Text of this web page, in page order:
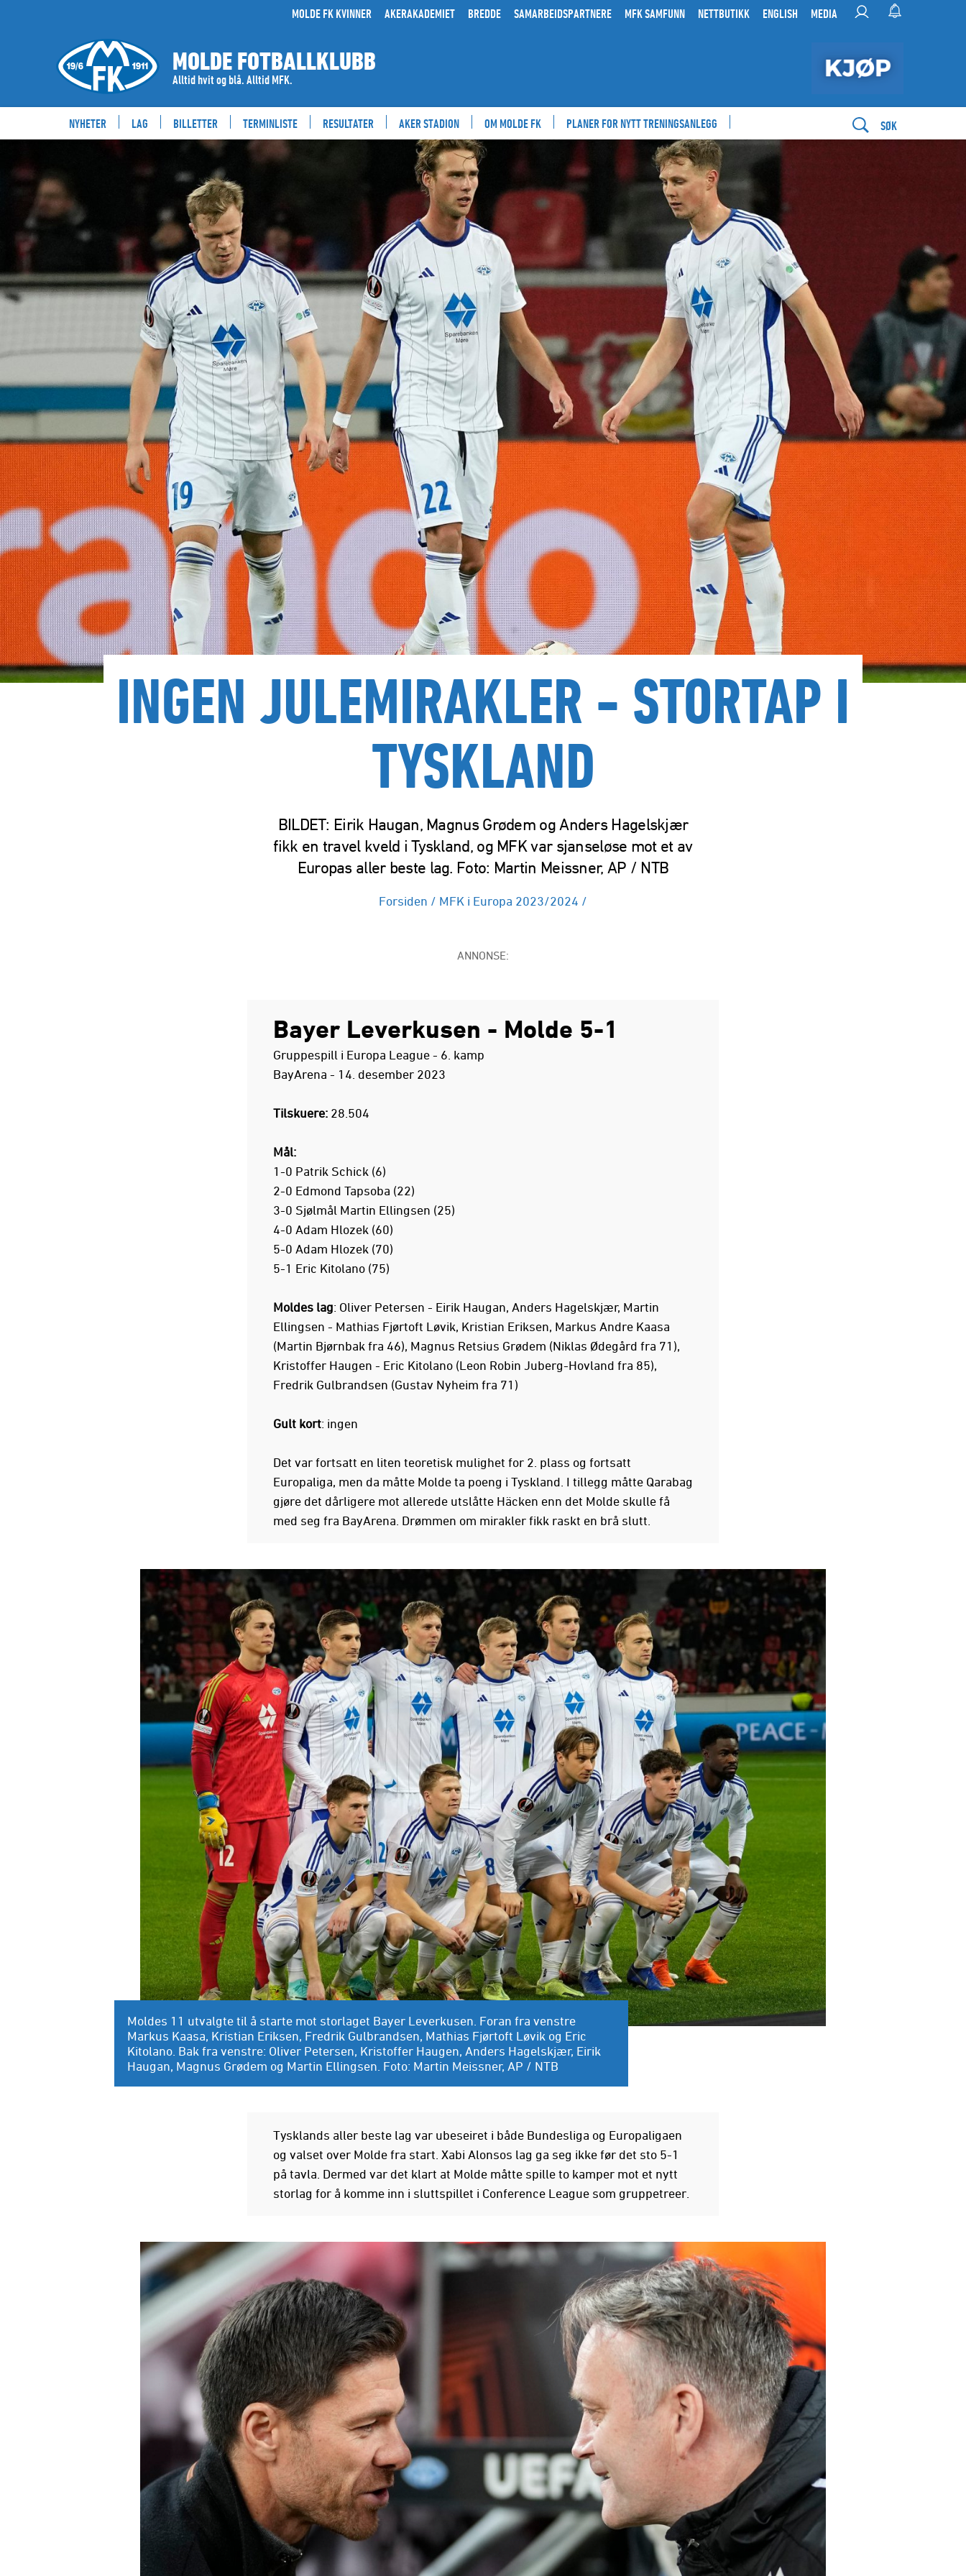
MOLDE FK KVINNER AKERAKADEMIET BREDDE SAMARBEIDSPARTNERE MFK SAMFUNN NETTBUTIKK ENGLISH MEDIA
MOLDE FOTBALLKLUBB
Alltid hvit og blå. Alltid MFK.
NYHETER LAG BILLETTER TERMINLISTE RESULTATER AKER STADION OM MOLDE FK PLANER FOR NYTT TRENINGSANLEGG SØK
INGEN JULEMIRAKLER - STORTAP I
TYSKLAND
BILDET: Eirik Haugan, Magnus Grødem og Anders Hagelskjær
fikk en travel kveld i Tyskland, og MFK var sjanseløse mot et av
Europas aller beste lag. Foto: Martin Meissner, AP / NTB
Forsiden / MFK i Europa 2023/2024 /
ANNONSE:
Bayer Leverkusen - Molde 5-1
Gruppespill i Europa League - 6. kamp
BayArena - 14. desember 2023
Tilskuere:28.504
Mål:
1-0 Patrik Schick (6)
2-0 Edmond Tapsoba (22)
3-0 Sjølmål Martin Ellingsen (25)
4-0 Adam Hlozek (60)
5-0 Adam Hlozek (70)
5-1 Eric Kitolano (75)
Moldes lag: Oliver Petersen - Eirik Haugan, Anders Hagelskjær, Martin
Ellingsen - Mathias Fjørtoft Løvik, Kristian Eriksen, Markus Andre Kaasa
(Martin Bjørnbak fra 46), Magnus Retsius Grødem (Niklas Ødegård fra 71),
Kristoffer Haugen - Eric Kitolano (Leon Robin Juberg-Hovland fra 85),
Fredrik Gulbrandsen (Gustav Nyheim fra 71)
Gult kort: ingen
Det var fortsatt en liten teoretisk mulighet for 2. plass og fortsatt
Europaliga, men da måtte Molde ta poeng i Tyskland. I tillegg måtte Qarabag
gjøre det dårligere mot allerede utslåtte Häcken enn det Molde skulle få
med seg fra BayArena. Drømmen om mirakler fikk raskt en brå slutt.
Moldes 11 utvalgte til å starte mot storlaget Bayer Leverkusen. Foran fra venstre
Markus Kaasa, Kristian Eriksen, Fredrik Gulbrandsen, Mathias Fjørtoft Løvik og Eric
Kitolano. Bak fra venstre: Oliver Petersen, Kristoffer Haugen, Anders Hagelskjær, Eirik
Haugan, Magnus Grødem og Martin Ellingsen. Foto: Martin Meissner, AP / NTB
Tysklands aller beste lag var ubeseiret i både Bundesliga og Europaligaen
og valset over Molde fra start. Xabi Alonsos lag ga seg ikke før det sto 5-1
på tavla. Dermed var det klart at Molde måtte spille to kamper mot et nytt
storlag for å komme inn i sluttspillet i Conference League som gruppetreer.